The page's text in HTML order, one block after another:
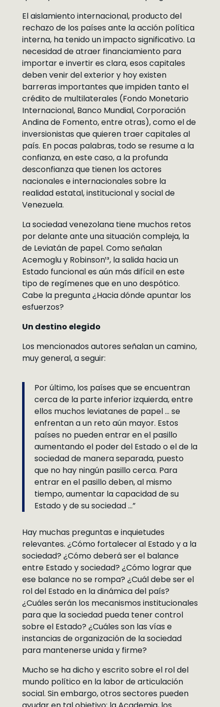
El aislamiento internacional, producto del
rechazo de los países ante la acción política
interna, ha tenido un impacto significativo. La
necesidad de atraer financiamiento para
importar e invertir es clara, esos capitales
deben venir del exterior y hoy existen
barreras importantes que impiden tanto el
crédito de multilaterales (Fondo Monetario
Internacional, Banco Mundial, Corporación
Andina de Fomento, entre otras), como el de
inversionistas que quieren traer capitales al
país. En pocas palabras, todo se resume a la
confianza, en este caso, a la profunda
desconfianza que tienen los actores
nacionales e internacionales sobre la
realidad estatal, institucional y social de
Venezuela.
La sociedad venezolana tiene muchos retos
por delante ante una situación compleja, la
de Leviatán de papel. Como señalan
Acemoglu y Robinson¹³, la salida hacia un
Estado funcional es aún más difícil en este
tipo de regímenes que en uno despótico.
Cabe la pregunta ¿Hacia dónde apuntar los
esfuerzos?
Un destino elegido
Los mencionados autores señalan un camino,
muy general, a seguir:
Por último, los países que se encuentran
cerca de la parte inferior izquierda, entre
ellos muchos leviatanes de papel … se
enfrentan a un reto aún mayor. Estos
países no pueden entrar en el pasillo
aumentando el poder del Estado o el de la
sociedad de manera separada, puesto
que no hay ningún pasillo cerca. Para
entrar en el pasillo deben, al mismo
tiempo, aumentar la capacidad de su
Estado y de su sociedad …”
Hay muchas preguntas e inquietudes
relevantes. ¿Cómo fortalecer al Estado y a la
sociedad? ¿Cómo deberá ser el balance
entre Estado y sociedad? ¿Cómo lograr que
ese balance no se rompa? ¿Cuál debe ser el
rol del Estado en la dinámica del país?
¿Cuáles serán los mecanismos institucionales
para que la sociedad pueda tener control
sobre el Estado? ¿Cuáles son las vías e
instancias de organización de la sociedad
para mantenerse unida y firme?
Mucho se ha dicho y escrito sobre el rol del
mundo político en la labor de articulación
social. Sin embargo, otros sectores pueden